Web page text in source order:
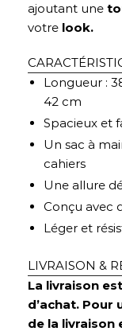
ajoutant une
votre look.
Longueur :
42 cm
Spacieux et
Un sac à
cahiers
Une allure
Conçu avec
Léger et
LIVRAISON &
La livraison
d’achat.
de la livraison